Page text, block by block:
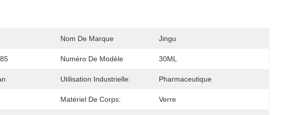
Nom De Marque Jingu
Numéro De Modèle 30ML
Utilisation Industrielle: Pharmaceutique
Matériel De Corps: Verre